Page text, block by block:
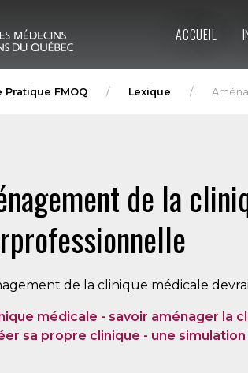
ACCUEIL
Pratique FMOQ Lexique
de la
de la clinique médicale
médicale - savoir aménager la
sa propre clinique - une